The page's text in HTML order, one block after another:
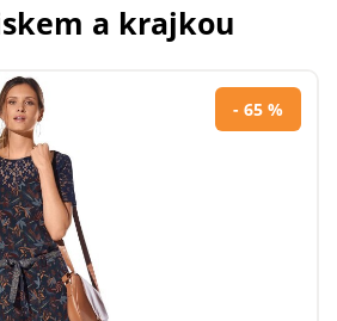
a krajkou
- 65 %